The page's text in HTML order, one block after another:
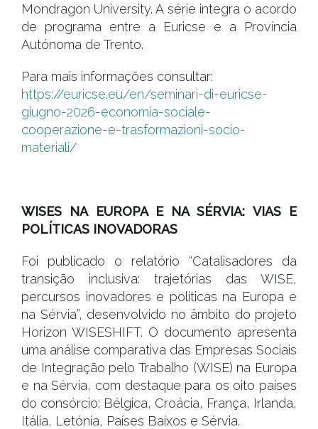
Mondragon University. A série integra o acordo
de programa entre a Euricse e a Província
Autónoma de Trento.
Para mais informações consultar:
https://euricse.eu/en/seminari-di-euricse-
giugno-2026-economia-sociale-
cooperazione-e-trasformazioni-socio-
materiali/
WISES NA EUROPA E NA SÉRVIA: VIAS E
POLÍTICAS INOVADORAS
Foi publicado o relatório “Catalisadores da
transição inclusiva: trajetórias das WISE,
percursos inovadores e políticas na Europa e
na Sérvia”, desenvolvido no âmbito do projeto
Horizon WISESHIFT. O documento apresenta
uma análise comparativa das Empresas Sociais
de Integração pelo Trabalho (WISE) na Europa
e na Sérvia, com destaque para os oito países
do consórcio: Bélgica, Croácia, França, Irlanda,
Itália, Letónia, Países Baixos e Sérvia.